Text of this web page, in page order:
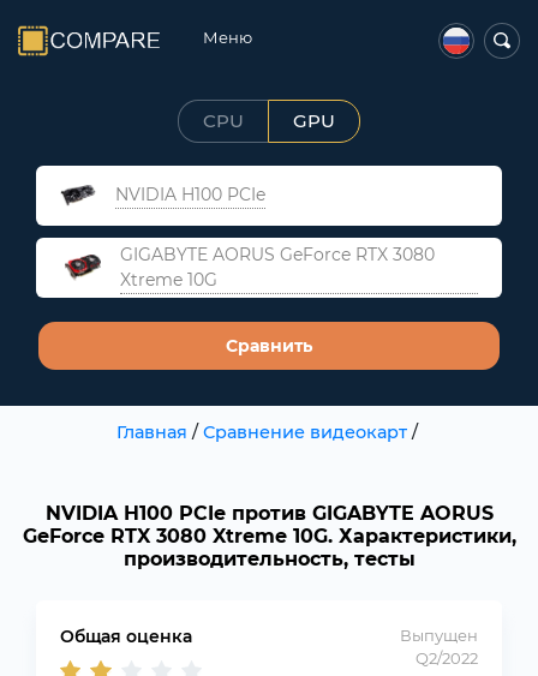
Меню
CPU GPU
NVIDIA H100 PCIe
GIGABYTE AORUS GeForce RTX 3080
Xtreme 10G
Сравнить
Главная / Сравнение видеокарт/
NVIDIA H100 PCIe против GIGABYTE AORUS
GeForce RTX 3080 Xtreme 10G. Характеристики,
производительность, тесты
Общая оценка
Выпущен
Q2/2022